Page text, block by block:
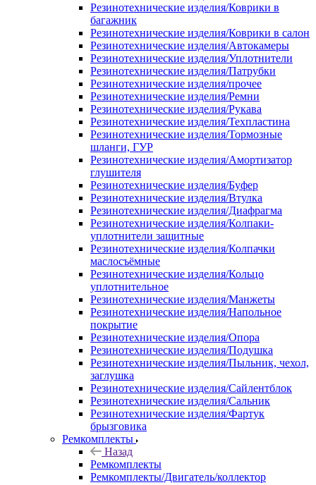
Резинотехнические изделия/Коврики в
багажник
Резинотехнические изделия/Коврики в салон
Резинотехнические изделия/Автокамеры
Резинотехнические изделия/Уплотнители
Резинотехнические изделия/Патрубки
Резинотехнические изделия/прочее
Резинотехнические изделия/Ремни
Резинотехнические изделия/Рукава
Резинотехнические изделия/Техпластина
Резинотехнические изделия/Тормозные
шланги, ГУР
Резинотехнические изделия/Амортизатор
глушителя
Резинотехнические изделия/Буфер
Резинотехнические изделия/Втулка
Резинотехнические изделия/Диафрагма
Резинотехнические изделия/Колпаки-
уплотнители защитные
Резинотехнические изделия/Колпачки
маслосъёмные
Резинотехнические изделия/Кольцо
уплотнительное
Резинотехнические изделия/Манжеты
Резинотехнические изделия/Напольное
покрытие
Резинотехнические изделия/Опора
Резинотехнические изделия/Подушка
Резинотехнические изделия/Пыльник, чехол,
заглушка
Резинотехнические изделия/Сайлентблок
Резинотехнические изделия/Сальник
Резинотехнические изделия/Фартук
брызговика
Ремкомплекты
Назад
Ремкомплекты
Ремкомплекты/Двигатель/коллектор